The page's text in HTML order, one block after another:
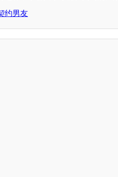
约男友